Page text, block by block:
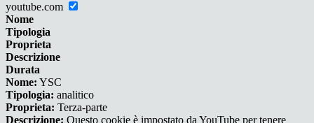
youtube.com
Nome
Tipologia
Proprieta
Descrizione
Durata
Nome: YSC
Tipologia: analitico
Proprieta: Terza-parte
Descrizione: Questo cookie è impostato da YouTube per tenere